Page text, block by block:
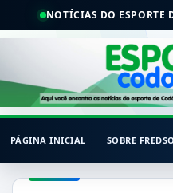
NOTÍCIAS DO ESPORTE
PÁGINA INICIAL SOBRE